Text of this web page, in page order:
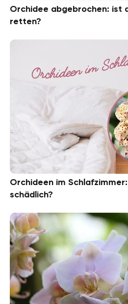
Orchidee abgebrochen: ist
retten?
Orchideen im
schädlich?